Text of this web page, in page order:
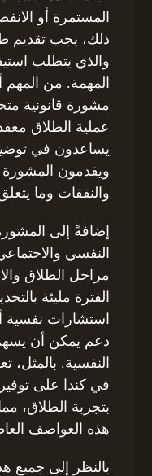
المستمرة أو
ذلك، يجب تقديم
والذي يتطلب
المهمة. من المهم
مشورة قانونية
عملية الطلاق
يساعدون في توضيح
ويقدمون المشورة
والنفقات وما
إضافةً إلى المشورة
النفسي
مراحل الطلاق
الفترة مليئة
استشارات نفسية
دعم يمكن أن
النفسية.
في كندا على
بتجربة الطلاق،
هذه العواصف
بالنظر إلى جميع